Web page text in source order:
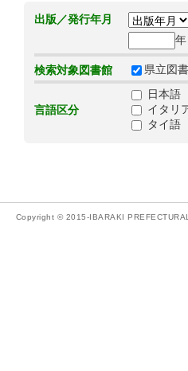
出版／発行年月
年
検索対象図書館 県立図
言語区分
日本語
イタリ
タイ語
Copyright © 2015-IBARAKI